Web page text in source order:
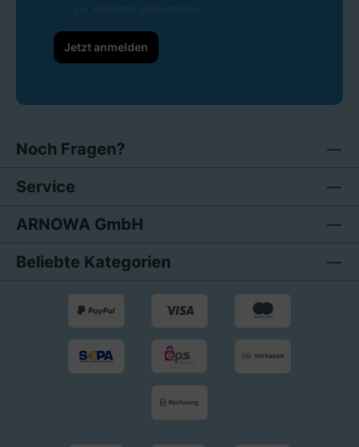
Jetzt anmelden
Noch Fragen?
Service
ARNOWA GmbH
Beliebte Kategorien